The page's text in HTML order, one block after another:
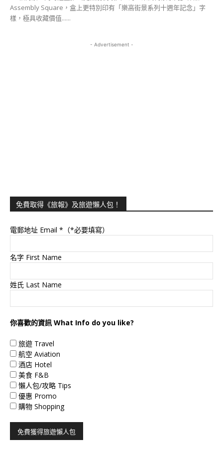
Assembly Square，盒上更特別印有「樂高街景系列十週年記念」字
樣，極具收藏價值......
- Advertisement -
免費取得《旅報》及旅遊懶人包！
電郵地址 Email *（*必要填寫）
名字 First Name
姓氏 Last Name
你喜歡的資訊 What Info do you like?
旅遊 Travel
航空 Aviation
酒店 Hotel
美食 F&B
懶人包/攻略 Tips
優惠 Promo
購物 Shopping